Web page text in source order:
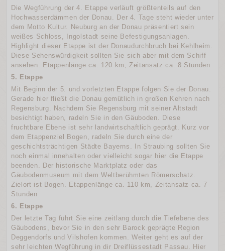
Die Wegführung der 4. Etappe verläuft größtenteils auf den
Hochwasserdämmen der Donau. Der 4. Tage steht wieder unter
dem Motto Kultur. Neuburg an der Donau präsentiert sein
weißes Schloss, Ingolstadt seine Befestigungsanlagen.
Highlight dieser Etappe ist der Donaudurchbruch bei Kehlheim.
Diese Sehenswürdigkeit sollten Sie sich aber mit dem Schiff
ansehen. Etappenlänge ca. 120 km, Zeitansatz ca. 8 Stunden
5. Etappe
Mit Beginn der 5. und vorletzten Etappe folgen Sie der Donau.
Gerade hier fließt die Donau gemütlich in großen Kehren nach
Regensburg. Nachdem Sie Regensburg mit seiner Altstadt
besichtigt haben, radeln Sie in den Gäuboden. Diese
fruchtbare Ebene ist sehr landwirtschaftlich geprägt. Kurz vor
dem Etappenziel Bogen, radeln Sie durch eine der
geschichtsträchtigen Städte Bayerns. In Straubing sollten Sie
noch einmal innehalten oder vielleicht sogar hier die Etappe
beenden. Der historische Marktplatz oder das
Gäubodenmuseum mit dem Weltberühmten Römerschatz.
Zielort ist Bogen. Etappenlänge ca. 110 km, Zeitansatz ca. 7
Stunden
6. Etappe
Der letzte Tag führt Sie eine zeitlang durch die Tiefebene des
Gäubodens, bevor Sie in den sehr Barock geprägte Region
Deggendorfs und Vilshofen kommen. Weiter geht es auf der
sehr leichten Wegführung in dir Dreiflüssestadt Passau. Hier